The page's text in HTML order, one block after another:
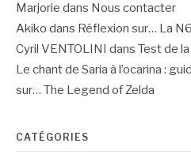
Marjorie dans Nous contacter
Akiko dans Réflexion sur… La
Cyril VENTOLINI dans Test de
Le chant de Saria à l’ocarina :
sur… The Legend of Zelda
CATÉGORIES